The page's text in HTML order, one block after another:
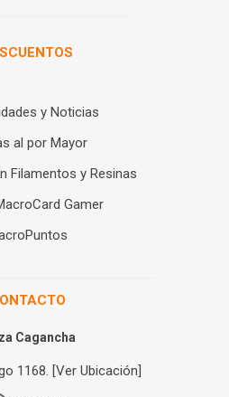
y Noticias
al por Mayor
Filamentos y Resinas
Gamer
Cagancha
1168. [Ver Ubicación]